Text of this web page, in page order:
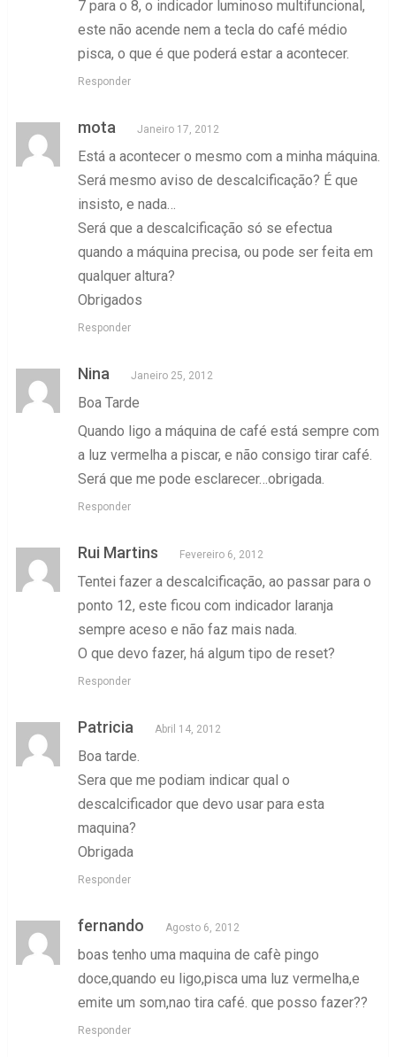
7 para o 8, o indicador luminoso multifuncional,
este não acende nem a tecla do café médio
pisca, o que é que poderá estar a acontecer.
Responder
mota Janeiro 17, 2012
Está a acontecer o mesmo com a minha máquina.
Será mesmo aviso de descalcificação? É que
insisto, e nada…
Será que a descalcificação só se efectua
quando a máquina precisa, ou pode ser feita em
qualquer altura?
Obrigados
Responder
Nina Janeiro 25, 2012
Boa Tarde
Quando ligo a máquina de café está sempre com
a luz vermelha a piscar, e não consigo tirar café.
Será que me pode esclarecer…obrigada.
Responder
Rui Martins Fevereiro 6, 2012
Tentei fazer a descalcificação, ao passar para o
ponto 12, este ficou com indicador laranja
sempre aceso e não faz mais nada.
O que devo fazer, há algum tipo de reset?
Responder
Patricia Abril 14, 2012
Boa tarde.
Sera que me podiam indicar qual o
descalcificador que devo usar para esta
maquina?
Obrigada
Responder
fernando Agosto 6, 2012
boas tenho uma maquina de cafè pingo
doce,quando eu ligo,pisca uma luz vermelha,e
emite um som,nao tira café. que posso fazer??
Responder